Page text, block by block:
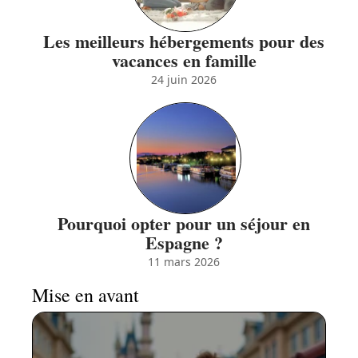
Les meilleurs hébergements pour des
vacances en famille
24 juin 2026
Pourquoi opter pour un séjour en
Espagne ?
11 mars 2026
Mise en avant